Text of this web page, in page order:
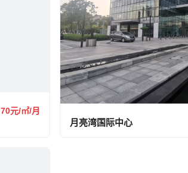
70元/㎡/月
月亮湾国际中心